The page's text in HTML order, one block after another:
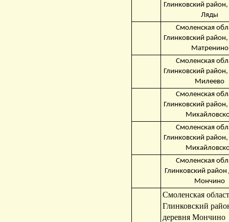
Глинковский
Ляды
Смоленская
Глинковский
Матренино
Смоленская
Глинковский
Милеево
Смоленская
Глинковский
Смоленская
Глинковский
Смоленская
Глинковский район
Мончино
Смоленская
Глинковский
деревня Мончино